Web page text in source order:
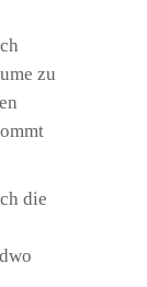
zu
die